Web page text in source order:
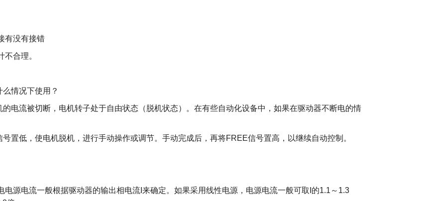
有没有接错
合理。
情况下使用？
流被切断，电机转子处于自由状态（脱机状态）。在有些自动化设备中，如果在驱动器不断电的情
低，使电机脱机，进行手动操作或调节。手动完成后，再将FREE信号置高，以继续自动控制。
电流一般根据驱动器的输出相电流I来确定。如果采用线性电源， 电源电流一般可取I的1.1～1.3